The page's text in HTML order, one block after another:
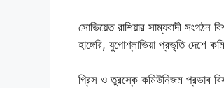
সোভিয়েত রাশিয়ার সাম্যবাদী সংগঠন
হাঙ্গেরি, যুগোশ্লাভিয়া প্রভৃতি দেশে
গ্রিস ও তুরস্কে কমিউনিজম প্রভাব